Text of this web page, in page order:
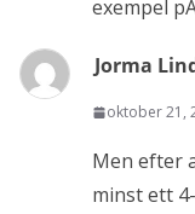
exempel
Jorma
oktober 21,
Men efter
minst ett